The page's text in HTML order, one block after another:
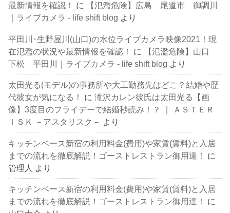
最新情報を確認！
に
【氾濫危険】広島 尾道市 御調川
｜ライブカメラ - life shift blog より
平田川･生野屋川(山口)の水位ライブカメラ映像2021！現
在氾濫の状況や最新情報を確認！
に
【氾濫危険】山口
下松 平田川｜ライブカメラ - life shift blog より
太田光る(モデル)の事務所や大工勤務先はどこ？結婚や歴
代彼女が気になる！
に滝沢カレン彼氏は太田光る【画
像】3度目のフライデーで結婚秒読み！？ ｜ ＡＳＴＥＲ
ＩＳＫ －アスタリスク－ より
キッチンベース新宿の利用料金(費用)や家賃(賃料)と入居
までの流れを徹底解説！ゴーストレストラン御用達！
に
管理人 より
キッチンベース新宿の利用料金(費用)や家賃(賃料)と入居
までの流れを徹底解説！ゴーストレストラン御用達！
に